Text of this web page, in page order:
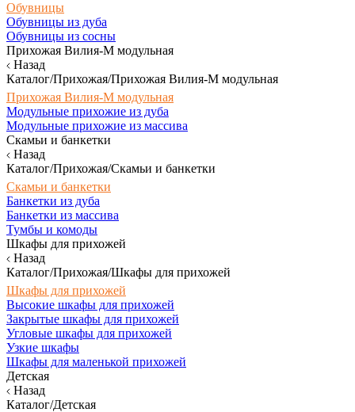
Обувницы
Обувницы из дуба
Обувницы из сосны
Прихожая Вилия-М модульная
Назад
Каталог/Прихожая/Прихожая Вилия-М модульная
Прихожая Вилия-М модульная
Модульные прихожие из дуба
Модульные прихожие из массива
Скамьи и банкетки
Назад
Каталог/Прихожая/Скамьи и банкетки
Скамьи и банкетки
Банкетки из дуба
Банкетки из массива
Тумбы и комоды
Шкафы для прихожей
Назад
Каталог/Прихожая/Шкафы для прихожей
Шкафы для прихожей
Высокие шкафы для прихожей
Закрытые шкафы для прихожей
Угловые шкафы для прихожей
Узкие шкафы
Шкафы для маленькой прихожей
Детская
Назад
Каталог/Детская